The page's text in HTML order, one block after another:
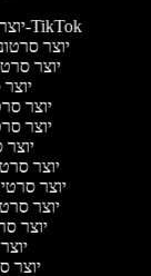
יוצר סרטונים ל-TikTok
יוצר
יוצר
יוצר
יוצר
יוצר
יוצר
יוצר סרטי
יוצר
יוצר
יוצר